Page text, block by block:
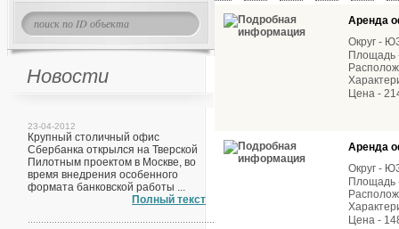
Новости
23-04-2012
Крупный столичный офис
Сбербанка открылся на Тверской
Пилотным проектом в Москве, во
время внедрения особенного
формата банковской работы ...
Полный текст
Аренда
Округ -
Площадь
Цена -
Аренда
Округ -
Площадь
Цена -